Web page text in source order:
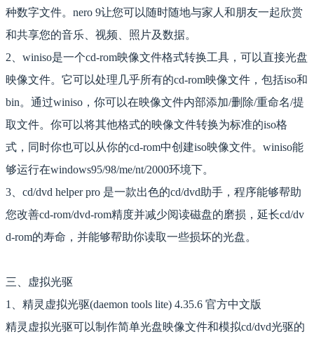
种数字文件。nero 9让您可以随时随地与家人和朋友一起欣赏
和共享您的音乐、视频、照片及数据。
2、winiso是一个cd-rom映像文件格式转换工具，可以直接光盘
映像文件。它可以处理几乎所有的cd-rom映像文件，包括iso和
bin。通过winiso，你可以在映像文件内部添加/删除/重命名/提
取文件。你可以将其他格式的映像文件转换为标准的iso格
式，同时你也可以从你的cd-rom中创建iso映像文件。winiso能
够运行在windows95/98/me/nt/2000环境下。
3、cd/dvd helper pro 是一款出色的cd/dvd助手，程序能够帮助
您改善cd-rom/dvd-rom精度并减少阅读磁盘的磨损，延长cd/dv
d-rom的寿命，并能够帮助你读取一些损坏的光盘。
三、虚拟光驱
1、精灵虚拟光驱(daemon tools lite) 4.35.6 官方中文版
精灵虚拟光驱可以制作简单光盘映像文件和模拟cd/dvd光驱的